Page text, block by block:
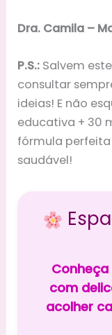
Dra. Camila –
P.S.: Salvem
consultar
ideias! E não
educativa + 30
fórmula
saudável!
com
acolher